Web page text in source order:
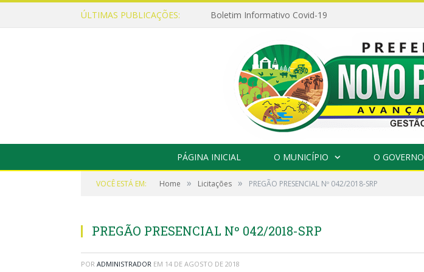
ÚLTIMAS PUBLICAÇÕES: Boletim Informativo Covid-19
PÁGINA INICIAL O MUNICÍPIO O GOVERNO
VOCÊ ESTÁ EM: Home » Licitações » PREGÃO PRESENCIAL Nº 042/2018-SRP
PREGÃO PRESENCIAL Nº 042/2018-SRP
POR ADMINISTRADOR EM 14 DE AGOSTO DE 2018